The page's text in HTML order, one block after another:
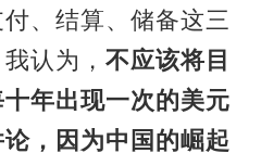
、结算、储备这三
认为，不应该将目
年出现一次的美元
，因为中国的崛起